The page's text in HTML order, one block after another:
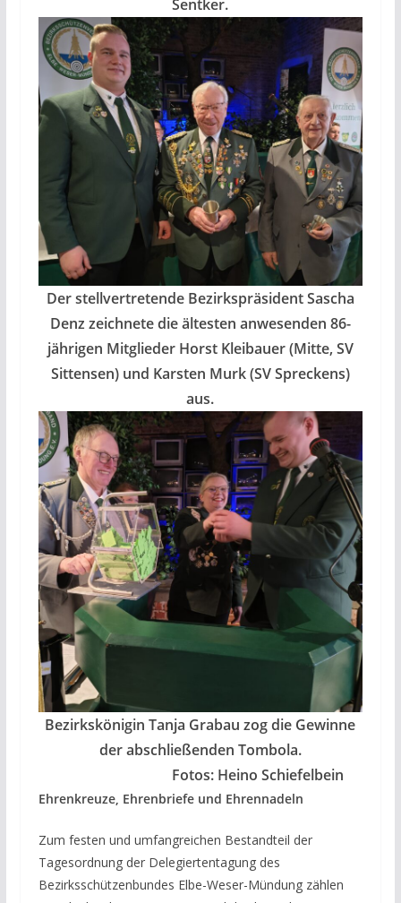
Sentker.
Der stellvertretende Bezirkspräsident Sascha
Denz zeichnete die ältesten anwesenden 86-
jährigen Mitglieder Horst Kleibauer (Mitte, SV
Sittensen) und Karsten Murk (SV Spreckens)
aus.
Bezirkskönigin Tanja Grabau zog die Gewinne
der abschließenden Tombola.
Fotos: Heino Schiefelbein
Ehrenkreuze, Ehrenbriefe und Ehrennadeln
Zum festen und umfangreichen Bestandteil der
Tagesordnung der Delegiertentagung des
Bezirksschützenbundes Elbe-Weser-Mündung zählen